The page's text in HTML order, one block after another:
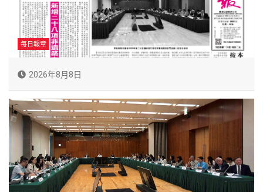
每日報章
2026年8月8日